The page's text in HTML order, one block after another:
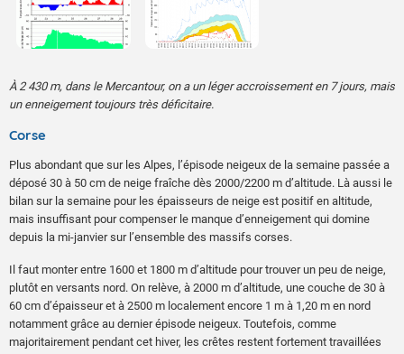
À 2 430 m, dans le Mercantour, on a un léger accroissement en 7 jours, mais
un enneigement toujours très déficitaire.
Corse
Plus abondant que sur les Alpes, l’épisode neigeux de la semaine passée a
déposé 30 à 50 cm de neige fraîche dès 2000/2200 m d’altitude. Là aussi le
bilan sur la semaine pour les épaisseurs de neige est positif en altitude,
mais insuffisant pour compenser le manque d’enneigement qui domine
depuis la mi-janvier sur l’ensemble des massifs corses.
Il faut monter entre 1600 et 1800 m d’altitude pour trouver un peu de neige,
plutôt en versants nord. On relève, à 2000 m d’altitude, une couche de 30 à
60 cm d’épaisseur et à 2500 m localement encore 1 m à 1,20 m en nord
notamment grâce au dernier épisode neigeux. Toutefois, comme
majoritairement pendant cet hiver, les crêtes restent fortement travaillées